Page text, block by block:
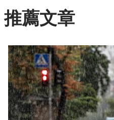
推薦文章